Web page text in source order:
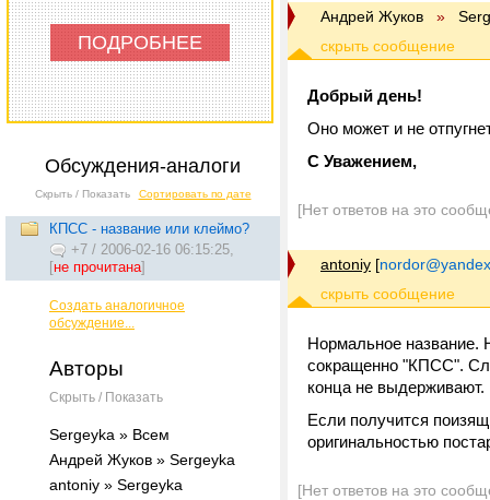
ПОДРОБНЕЕ
Обсуждения-аналоги
Скрыть / Показать Сортировать по дате
КПСС - название или клеймо?
+7 / 2006-02-16 06:15:25,
[не прочитана]
Создать аналогичное
обсуждение...
Авторы
Скрыть / Показать
Sergeyka » Всем
Андрей Жуков » Sergeyka
antoniy » Sergeyka
Андрей Жуков »
Добрый день!
Оно может и не
С Уважением,
[Нет ответов на это
antoniy [
Нормальное название.
сокращенно "КПСС".
конца не выдерживают.
Если получится
оригинальностью
[Нет ответов на это